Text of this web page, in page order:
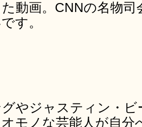
動画。CNNの名物
す。
やジャスティン・
モノな芸能人が自分